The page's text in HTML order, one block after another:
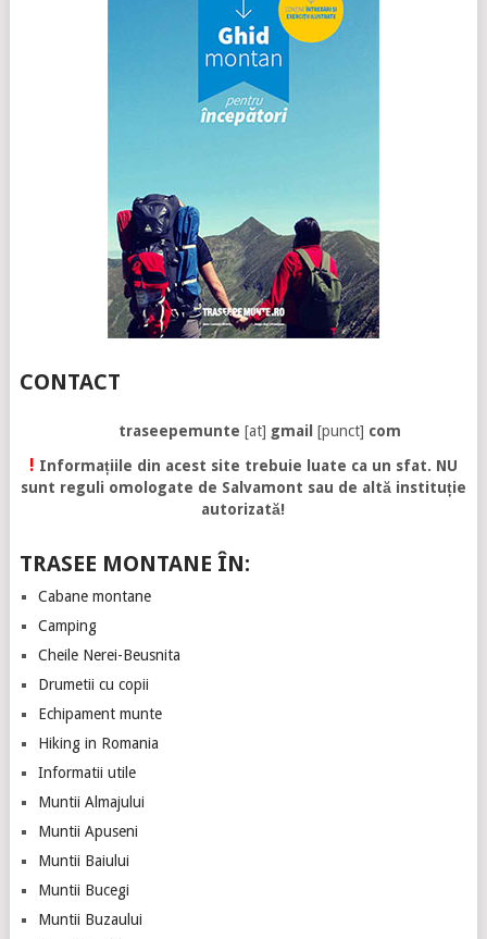
CONTACT
traseepemunte [at] gmail [punct] com
! Informațiile din acest site trebuie luate ca un sfat. NU
sunt reguli omologate de Salvamont sau de altă instituție
autorizată!
TRASEE MONTANE ÎN:
Cabane montane
Camping
Cheile Nerei-Beusnita
Drumetii cu copii
Echipament munte
Hiking in Romania
Informatii utile
Muntii Almajului
Muntii Apuseni
Muntii Baiului
Muntii Bucegi
Muntii Buzaului